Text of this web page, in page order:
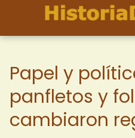
Papel y
panfletos y
cambiaron